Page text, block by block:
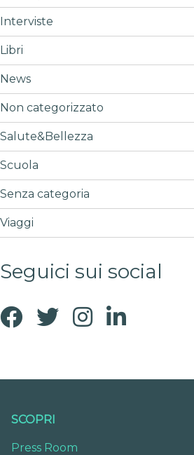
Interviste
Libri
News
Non categorizzato
Salute&Bellezza
Scuola
Senza categoria
Viaggi
Seguici sui social
SCOPRI
Press Room